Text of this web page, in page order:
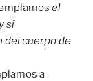
el
sí
del cuerpo de
a